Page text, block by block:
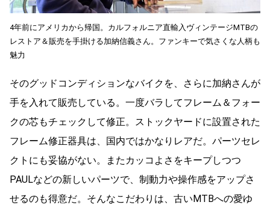
4年前にアメリカから帰国。カルフォルニア直輸入ヴィンテージMTBの
レストア＆販売を手掛ける加納信義さん。ファンキーで気さくな人柄も
魅力
そのグッドコンディションなバイクを、さらに加納さんが
手を入れて販売している。一度バラしてフレーム＆フォー
クの芯もチェックして修正。ストックヤードに設置された
フレーム修正器具は、国内ではかなりレアだ。パーツセレ
クトにも妥協がない。またカッコよさをキープしつつ
PAULなどの新しいパーツで、制動力や操作感をアップさ
せるのも得意だ。そんなこだわりは、古いMTBへの愛ゆ